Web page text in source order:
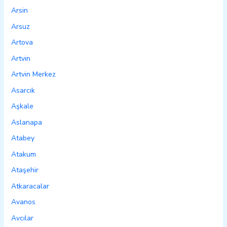
Arsin
Arsuz
Artova
Artvin
Artvin Merkez
Asarcık
Aşkale
Aslanapa
Atabey
Atakum
Ataşehir
Atkaracalar
Avanos
Avcılar